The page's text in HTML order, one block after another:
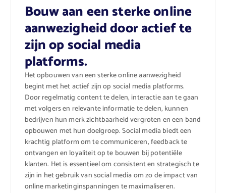
Bouw aan een sterke online
aanwezigheid door actief te
zijn op social media
platforms.
Het opbouwen van een sterke online aanwezigheid
begint met het actief zijn op social media platforms.
Door regelmatig content te delen, interactie aan te gaan
met volgers en relevante informatie te delen, kunnen
bedrijven hun merk zichtbaarheid vergroten en een band
opbouwen met hun doelgroep. Social media biedt een
krachtig platform om te communiceren, feedback te
ontvangen en loyaliteit op te bouwen bij potentiële
klanten. Het is essentieel om consistent en strategisch te
zijn in het gebruik van social media om zo de impact van
online marketinginspanningen te maximaliseren.